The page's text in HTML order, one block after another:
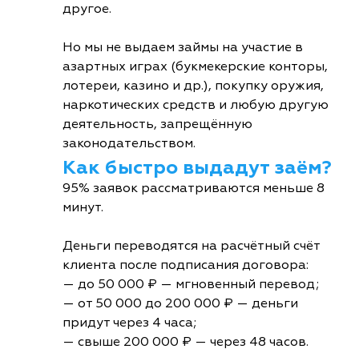
другое.
Но мы не выдаем займы на участие в
азартных играх (букмекерские конторы,
лотереи, казино и др.), покупку оружия,
наркотических средств и любую другую
деятельность, запрещённую
законодательством.
Как быстро выдадут заём?
95% заявок рассматриваются меньше 8
минут.
Деньги переводятся на расчётный счёт
клиента после подписания договора:
— до 50 000 ₽ — мгновенный перевод;
— от 50 000 до 200 000 ₽ — деньги
придут через 4 часа;
— свыше 200 000 ₽ — через 48 часов.